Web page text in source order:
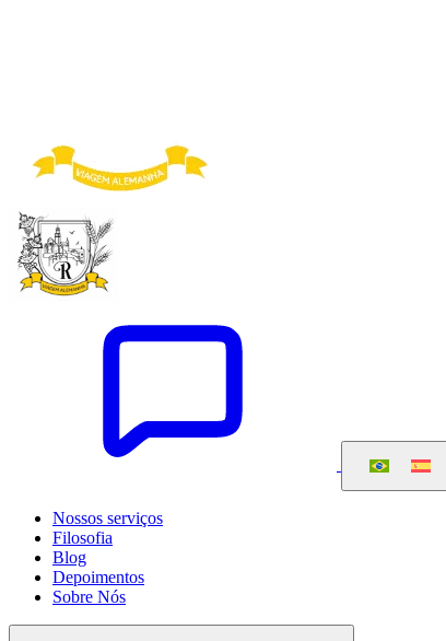
Nossos serviços
Filosofia
Blog
Depoimentos
Sobre Nós